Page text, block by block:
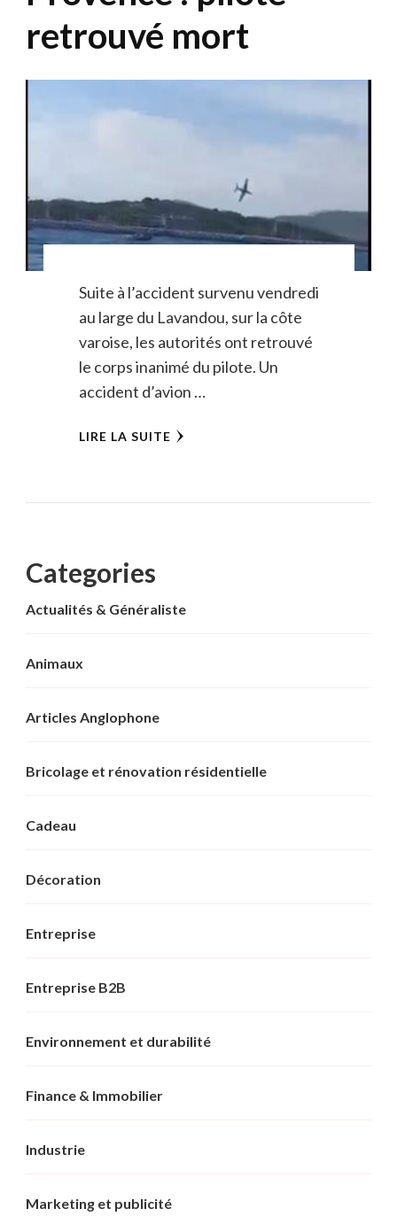
retrouvé mort
Suite à l’accident survenu vendredi
au large du Lavandou, sur la côte
varoise, les autorités ont retrouvé
le corps inanimé du pilote. Un
accident d’avion …
LIRE LA SUITE
Categories
Actualités & Généraliste
Animaux
Articles Anglophone
Bricolage et rénovation résidentielle
Cadeau
Décoration
Entreprise
Entreprise B2B
Environnement et durabilité
Finance & Immobilier
Industrie
Marketing et publicité